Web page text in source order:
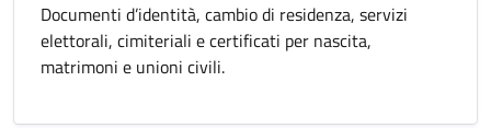
Documenti d’identità, cambio di residenza, servizi
elettorali, cimiteriali e certificati per nascita,
matrimoni e unioni civili.